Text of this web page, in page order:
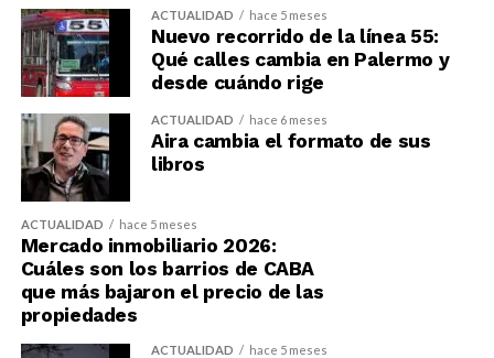
ACTUALIDAD hace 5 meses
Nuevo recorrido de la línea 55:
Qué calles cambia en Palermo y
desde cuándo rige
ACTUALIDAD hace 6 meses
Aira cambia el formato de sus
libros
ACTUALIDAD hace 5 meses
Mercado inmobiliario 2026:
Cuáles son los barrios de CABA
que más bajaron el precio de las
propiedades
ACTUALIDAD hace 5 meses